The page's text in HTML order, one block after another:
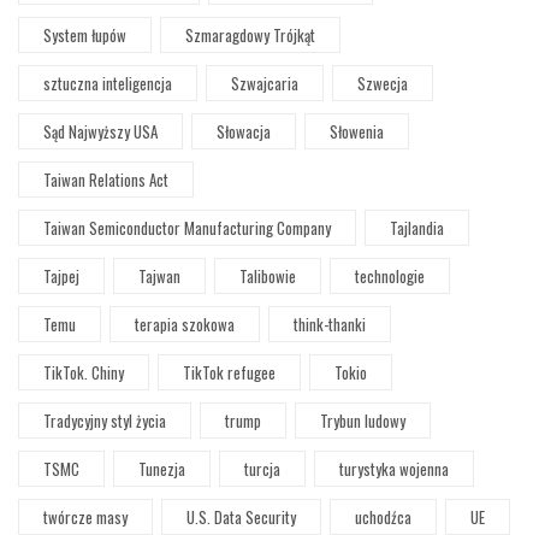
System łupów
Szmaragdowy Trójkąt
sztuczna inteligencja
Szwajcaria
Szwecja
Sąd Najwyższy USA
Słowacja
Słowenia
Taiwan Relations Act
Taiwan Semiconductor Manufacturing Company
Tajlandia
Tajpej
Tajwan Talibowie
technologie
Temu
terapia szokowa
think-thanki
TikTok. Chiny
TikTok refugee
Tokio
Tradycyjny styl życia
trump
Trybun ludowy
TSMC
Tunezja turcja
turystyka wojenna
twórcze masy
U.S. Data Security uchodźca
UE